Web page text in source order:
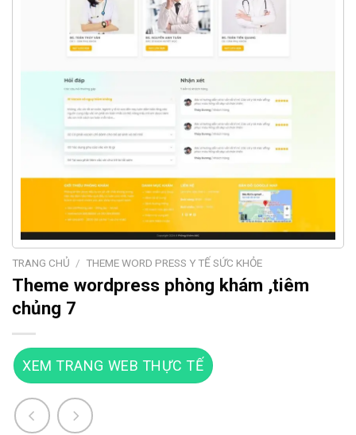
TRANG CHỦ / THEME WORD PRESS Y TẾ SỨC KHỎE
Theme wordpress phòng khám ,tiêm
chủng 7
XEM TRANG WEB THỰC TẾ